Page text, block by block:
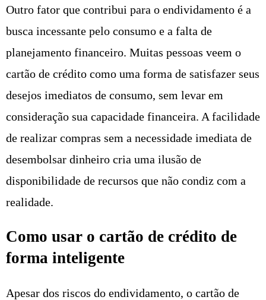
Outro fator que contribui para o endividamento é a
busca incessante pelo consumo e a falta de
planejamento financeiro. Muitas pessoas veem o
cartão de crédito como uma forma de satisfazer seus
desejos imediatos de consumo, sem levar em
consideração sua capacidade financeira. A facilidade
de realizar compras sem a necessidade imediata de
desembolsar dinheiro cria uma ilusão de
disponibilidade de recursos que não condiz com a
realidade.
Como usar o cartão de crédito de
forma inteligente
Apesar dos riscos do endividamento, o cartão de